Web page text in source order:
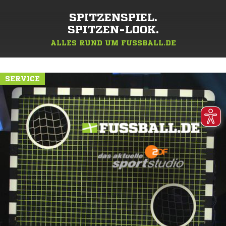
SPITZENSPIEL.
SPITZEN-LOOK.
ALLES RUND UM FUSSBALL.DE
SERVICE